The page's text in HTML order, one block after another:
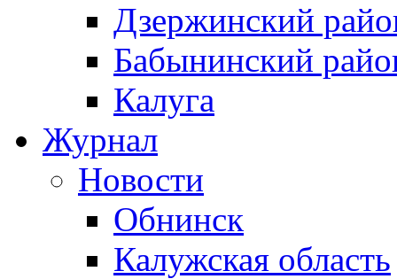
Дзержинский
Бабынинский
Калуга
Журнал
Новости
Обнинск
Калужская область